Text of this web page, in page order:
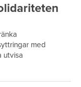
med
utvisa